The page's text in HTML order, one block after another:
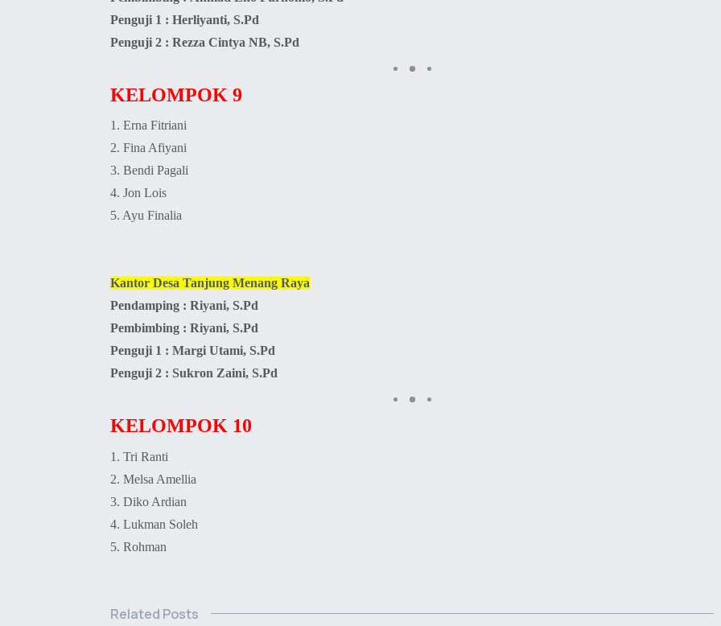
Penguji 1 : Herliyanti, S.Pd
Penguji 2 : Rezza Cintya NB, S.Pd
KELOMPOK 9
1. Erna Fitriani
2. Fina Afiyani
3. Bendi Pagali
4. Jon Lois
5. Ayu Finalia
Kantor Desa Tanjung Menang Raya
Pendamping : Riyani, S.Pd
Pembimbing : Riyani, S.Pd
Penguji 1 : Margi Utami, S.Pd
Penguji 2 : Sukron Zaini, S.Pd
KELOMPOK 10
1. Tri Ranti
2. Melsa Amellia
3. Diko Ardian
4. Lukman Soleh
5. Rohman
Related Posts